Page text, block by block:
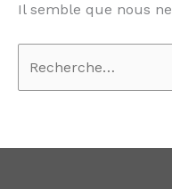
Il semble que nous